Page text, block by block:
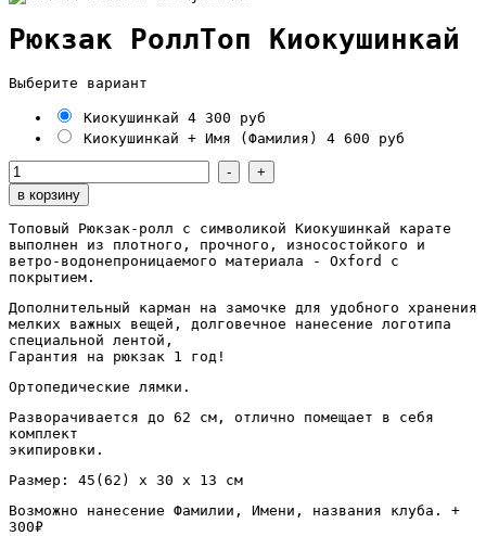
Рюкзак РоллТоп Киокушинкай
Выберите вариант
Киокушинкай 4 300 руб
Киокушинкай + Имя (Фамилия)
4 600 руб
Топовый Рюкзак-ролл с символикой Киокушинкай карате
выполнен из плотного, прочного, износостойкого и
ветро-водонепроницаемого материала - Oxford с
покрытием.
Дополнительный карман на замочке для удобного хранения
мелких важных вещей, долговечное нанесение логотипа
специальной лентой,
Гарантия на рюкзак 1 год!
Ортопедические лямки.
Разворачивается до 62 см, отлично помещает в себя
комплект
экипировки.
Размер: 45(62) х 30 х 13 см
Возможно нанесение Фамилии, Имени, названия клуба. +
300₽